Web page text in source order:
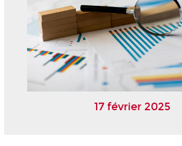
17 février 2025